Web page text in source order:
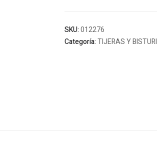
SKU:012276
Categoría:TIJERAS Y BISTURI